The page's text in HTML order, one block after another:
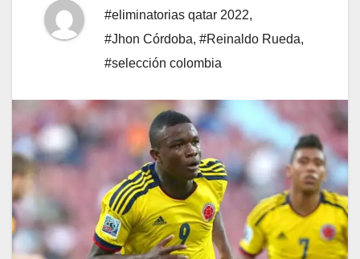
#eliminatorias qatar 2022,
#Jhon Córdoba, #Reinaldo Rueda,
#selección colombia